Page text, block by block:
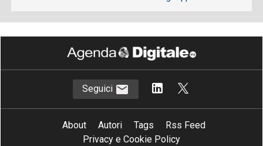
Seguici
About Autori Tags
Rss Feed
Privacy e Cookie Policy